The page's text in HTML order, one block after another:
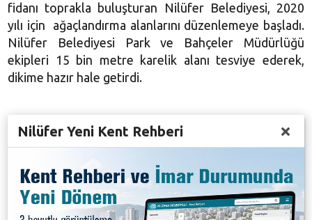
fidanı toprakla buluşturan Nilüfer Belediyesi, 2020
yılı için ağaçlandırma alanlarını düzenlemeye başladı.
Nilüfer Belediyesi Park ve Bahçeler Müdürlüğü
ekipleri 15 bin metre karelik alanı tesviye ederek,
dikime hazır hale getirdi.
Bursa’nın yeşiline katkı sağlamak istediklerini ifade
dört bir yanına her yıl on binlerce fidan dağıttıklarını
belirtti. Turgay Erdem, 300’ü aşkın park ve on
binlerce fidanın her yıl toprakla buluşmasıyla daha
Nilüfer Yeni Kent Rehberi